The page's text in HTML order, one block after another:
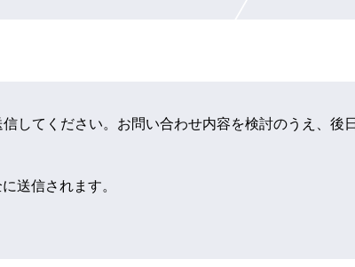
してください。お問い合わせ内容を検討のうえ、後
送信されます。